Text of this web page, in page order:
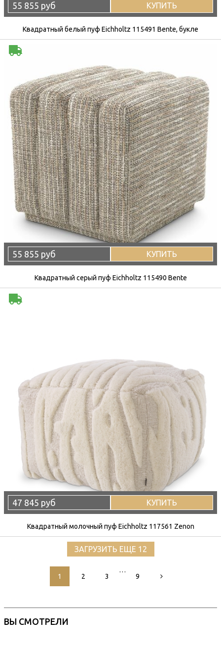
55 855 руб КУПИТЬ
Квадратный белый пуф Eichholtz 115491 Bente, букле
55 855 руб КУПИТЬ
Квадратный серый пуф Eichholtz 115490 Bente
47 845 руб КУПИТЬ
Квадратный молочный пуф Eichholtz 117561 Zenon
ЗАГРУЗИТЬ ЕЩЕ 12
1 2 3
…
9
ВЫ СМОТРЕЛИ